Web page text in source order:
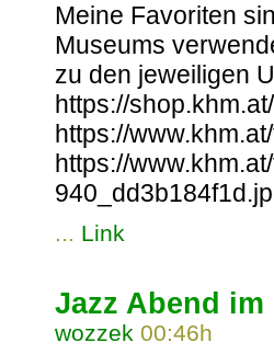
Meine Favoriten
Museums
zu den jeweiligen
https://
https://
https://
... Link
Jazz Abend
wozzek 00:46h